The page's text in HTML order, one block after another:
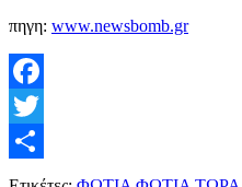
πηγη: www.newsbomb.gr
Facebook
Twitter
Μοιραστείτε